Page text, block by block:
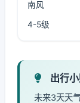
南风
4-5级
出行
未来3天天